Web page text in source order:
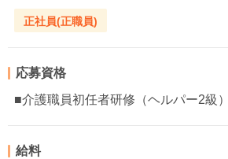
正社員(正職員)
応募資格
■介護職員初任者研修（ヘルパー2級
給料